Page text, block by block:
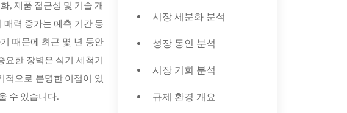
, 제품 접근성 및 기술 개
매력 증가는 예측 기간 동
때문에 최근 몇 년 동안
한 장벽은 식기 세척기
적으로 분명한 이점이 있
수 있습니다.
시장 세분화 분석
성장 동인 분석
시장 기회 분석
규제 환경 개요